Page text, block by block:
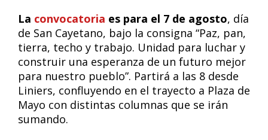
La convocatoria es para el 7 de agosto, día
de San Cayetano, bajo la consigna “Paz, pan,
tierra, techo y trabajo. Unidad para luchar y
construir una esperanza de un futuro mejor
para nuestro pueblo”. Partirá a las 8 desde
Liniers, confluyendo en el trayecto a Plaza de
Mayo con distintas columnas que se irán
sumando.